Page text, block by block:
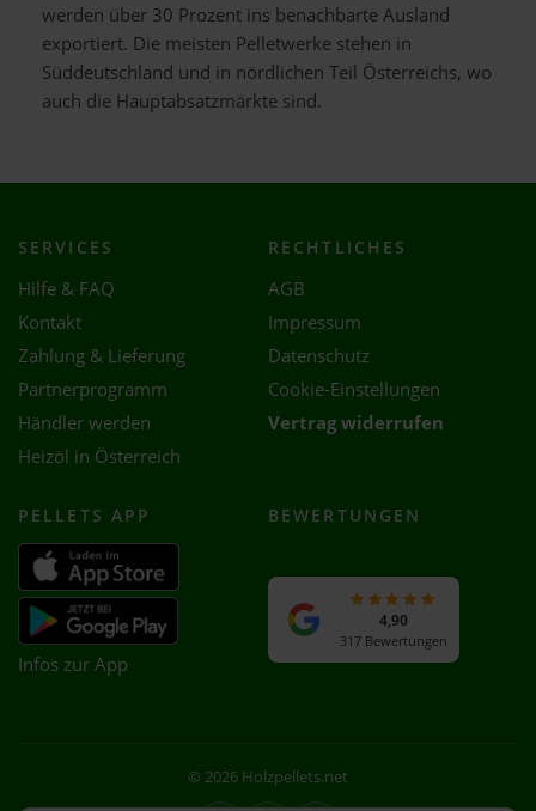
werden über 30 Prozent ins benachbarte Ausland
exportiert. Die meisten Pelletwerke stehen in
Süddeutschland und in nördlichen Teil Österreichs, wo
auch die Hauptabsatzmärkte sind.
SERVICES
Hilfe & FAQ
Kontakt
Zahlung & Lieferung
Partnerprogramm
Händler werden
Heizöl in Österreich
RECHTLICHES
AGB
Impressum
Datenschutz
Cookie-Einstellungen
Vertrag widerrufen
PELLETS APP
Infos zur App
BEWERTUNGEN
4,90
317 Bewertungen
© 2026 Holzpellets.net